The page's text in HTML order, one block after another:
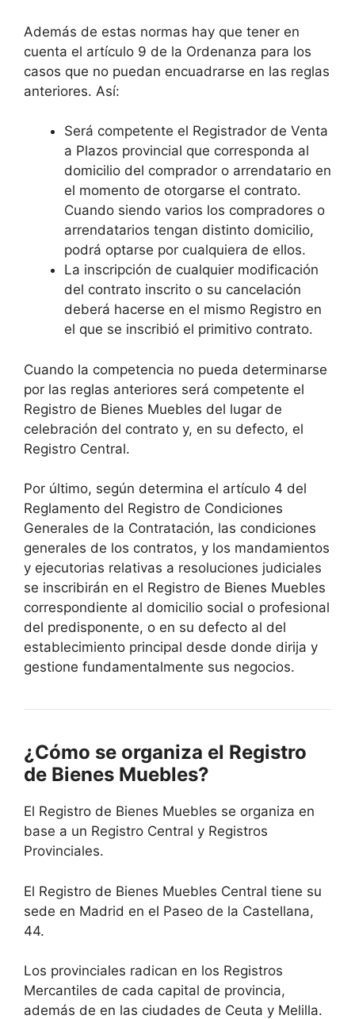
Además de estas normas hay que tener en
cuenta el artículo 9 de la Ordenanza para los
casos que no puedan encuadrarse en las reglas
anteriores. Así:
Será competente el Registrador de Venta
a Plazos provincial que corresponda al
domicilio del comprador o arrendatario en
el momento de otorgarse el contrato.
Cuando siendo varios los compradores o
arrendatarios tengan distinto domicilio,
podrá optarse por cualquiera de ellos.
La inscripción de cualquier modificación
del contrato inscrito o su cancelación
deberá hacerse en el mismo Registro en
el que se inscribió el primitivo contrato.
Cuando la competencia no pueda determinarse
por las reglas anteriores será competente el
Registro de Bienes Muebles del lugar de
celebración del contrato y, en su defecto, el
Registro Central.
Por último, según determina el artículo 4 del
Reglamento del Registro de Condiciones
Generales de la Contratación, las condiciones
generales de los contratos, y los mandamientos
y ejecutorias relativas a resoluciones judiciales
se inscribirán en el Registro de Bienes Muebles
correspondiente al domicilio social o profesional
del predisponente, o en su defecto al del
establecimiento principal desde donde dirija y
gestione fundamentalmente sus negocios.
¿Cómo se organiza el Registro
de Bienes Muebles?
El Registro de Bienes Muebles se organiza en
base a un Registro Central y Registros
Provinciales.
El Registro de Bienes Muebles Central tiene su
sede en Madrid en el Paseo de la Castellana,
44.
Los provinciales radican en los Registros
Mercantiles de cada capital de provincia,
además de en las ciudades de Ceuta y Melilla.